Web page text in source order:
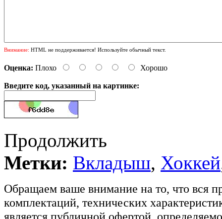
Внимание: HTML не поддерживается! Используйте обычный текст.
Оценка: Плохо Хорошо
Введите код, указанный на картинке:
Продолжить
Метки: Вкладыш, Хоккей
Обращаем ваше внимание на то, что вся
комплектаций, технических
является публичной офертой,